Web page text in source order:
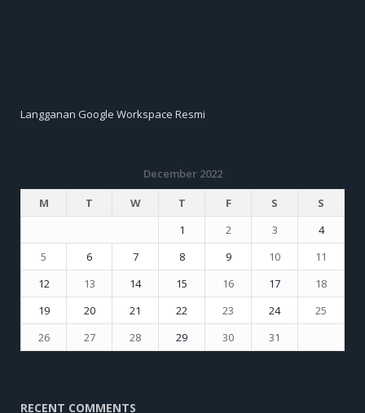
Langganan Google Workspace Resmi
December 2022
M
T W T F S
S
1
2 3
4
5
6 7 8 9 10
11
12
13 14 15 16 17
18
19
20 21 22 23 24
25
26
27 28 29 30
31
RECENT COMMENTS